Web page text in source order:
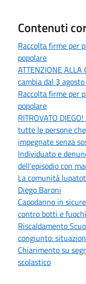
Contenuti
Raccolta firme per
popolare
ATTENZIONE ALLA
cambia dal 3
Raccolta firme per
popolare
RITROVATO
tutte le persone
impegnate senza
Individuato e
dell’episodio con
La comunità
Diego Baroni
Capodanno in
contro botti e
Riscaldamento
congiunto:
Chiarimento su
scolastico